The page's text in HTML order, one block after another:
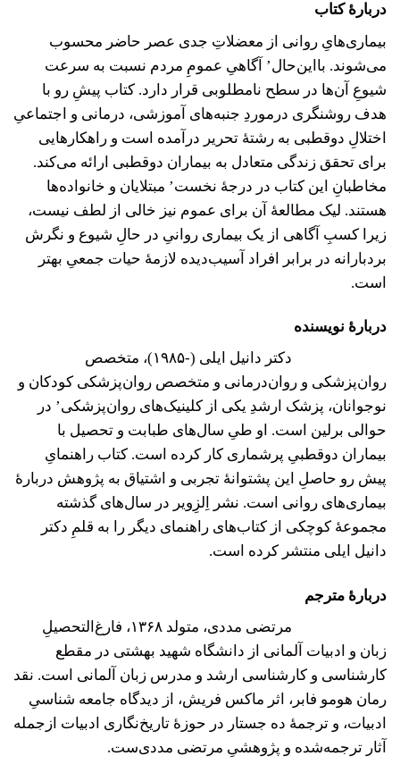
دربارۀ کتاب
بیماری‌هایِ روانی از معضلاتِ جدی عصر حاضر محسوب
می‌شوند. بااین‌حال’ آگاهیِ عمومِ مردم نسبت به سرعت
شیوعِ آن‌ها در سطح نامطلوبی قرار دارد. کتاب پیشِ رو با
هدف روشنگری درموردِ جنبه‌های آموزشی، درمانی و اجتماعیِ
اختلالِ دوقطبی به رشتۀ تحریر درآمده است و راهکارهایی
برای تحقق زندگی متعادل به بیماران دوقطبی ارائه می‌کند.
مخاطبانِ این کتاب در درجۀ نخست’ مبتلایان و خانواده‌ها
هستند. لیک مطالعۀ آن برای عموم نیز خالی از لطف نیست،
زیرا کسبِ آگاهی از یک بیماری روانیِ در حالِ شیوع و نگرش
بردبارانه در برابر افراد آسیب‌دیده لازمۀ حیات جمعیِ بهتر
است.
دربارۀ نویسنده
دکتر دانیل ایلی (-۱۹۸۵)، متخصص
روان‌پزشکی و روان‌درمانی و متخصص روان‌پزشکی کودکان و
نوجوانان، پزشک ارشدِ یکی از کلینیک‌های روان‌پزشکی’ در
حوالی برلین است. او طیِ سال‌های طبابت و تحصیل با
بیماران دوقطبیِ پرشماری کار کرده است. کتاب راهنمایِ
پیش رو حاصلِ این پشتوانۀ تجربی و اشتیاق به پژوهش دربارۀ
بیماری‌های روانی است. نشر اِلزِویر در سال‌های گذشته
مجموعۀ کوچکی از کتاب‌های راهنمای دیگر را به قلمِ دکتر
دانیل ایلی منتشر کرده است.‌
دربارهٔ مترجم
مرتضی مددی، متولد ۱۳۶۸، فارغ‌التحصیلِ
زبان و ادبیات آلمانی از دانشگاه شهید بهشتی در مقطع
کارشناسی و کارشناسی ارشد و مدرس زبان آلمانی است. نقد
رمان هومو فابر، اثر ماکس فریش، از دیدگاه جامعه شناسیِ
ادبیات، و ترجمۀ ده جستار در حوزۀ تاریخ‌نگاری ادبیات ازجمله
آثار ترجمه‌شده و پژوهشیِ مرتضی مددی‌ست.